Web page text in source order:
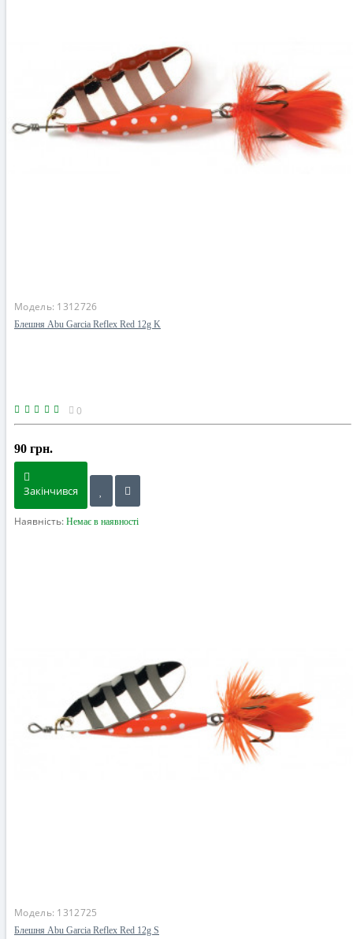
Модель: 1312726
Блешня Abu Garcia Reflex Red 12g K
0
90 грн.
Закінчився
Наявність: Немає в наявності
Модель: 1312725
Блешня Abu Garcia Reflex Red 12g S